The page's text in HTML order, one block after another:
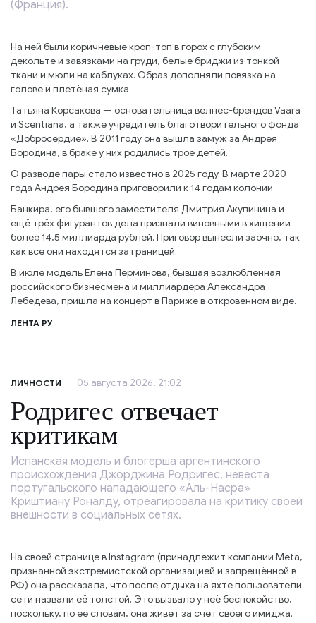
(Франция).
На ней были коричневые кроп-топ в горох с глубоким
декольте и завязками на груди, белые бриджи из тонкой
ткани и мюли на каблуках. Образ дополняли повязка на
голове и плетёная сумка.
Татьяна Корсакова — основательница велнес-брендов Vaara
и Scentiana, а также учредитель благотворительного фонда
«Добросердие». В 2011 году она вышла замуж за Андрея
Бородина, в браке у них родились трое детей.
О разводе пары стало известно в 2025 году. В марте 2020
года Андрея Бородина приговорили к 14 годам колонии.
Банкира, его бывшего заместителя Дмитрия Акулинина и
ещё трёх фигурантов дела признали виновными в хищении
более 14,5 миллиарда рублей. Приговор вынесли заочно, так
как все они находятся за границей.
В июле модель Елена Перминова, бывшая возлюбленная
российского бизнесмена и миллиардера Александра
Лебедева, пришла на концерт в Париже в откровенном виде.
ЛЕНТА РУ
ЛИЧНОСТИ 05 августа 2026, 21:02
Родригес отвечает
критикам
Испанская модель и блогерша аргентинского
происхождения Джорджина Родригес, невеста
португальского нападающего «Аль-Насра»
Криштиану Роналду, отреагировала на критику своей
внешности в социальных сетях.
На своей странице в Instagram (принадлежит компании Meta,
признанной экстремистской организацией и запрещённой в
РФ) она рассказала, что после отдыха на яхте пользователи
сети назвали её толстой. Это вызвало у неё беспокойство,
поскольку, по её словам, она живёт за счёт своего имиджа.